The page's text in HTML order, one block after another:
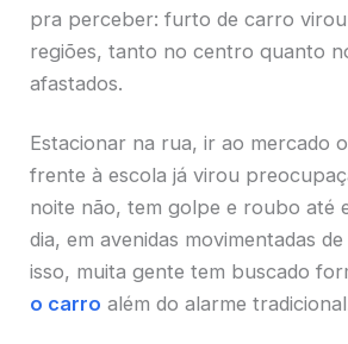
pra perceber: furto de carro
regiões, tanto no centro quanto
afastados.
Estacionar na rua, ir ao mercado
frente à escola já virou
noite não, tem golpe e roubo até
dia, em avenidas movimentadas
isso, muita gente tem buscado
o carro além do alarme